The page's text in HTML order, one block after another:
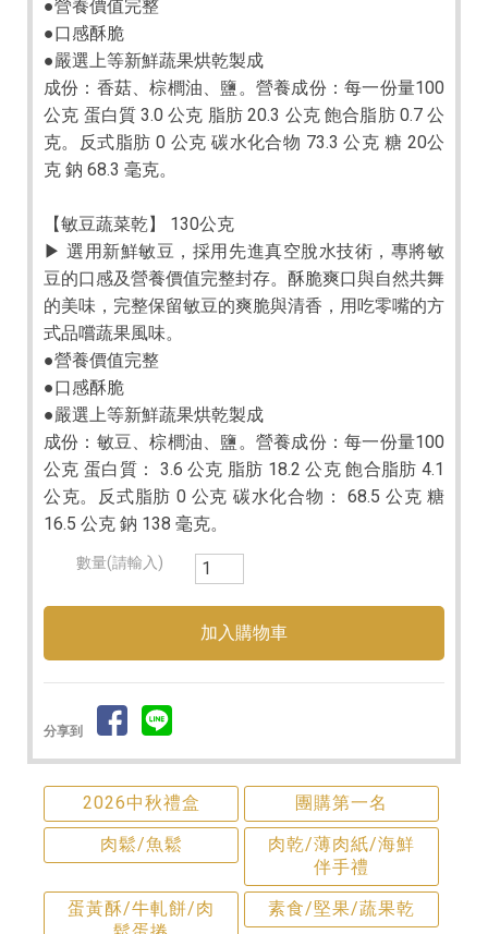
2026中秋禮盒
團購第一名
肉鬆/魚鬆
肉乾/薄肉紙/海鮮
伴手禮
蛋黃酥/牛軋餅/肉
素食/堅果/蔬果乾
●營養價值完整
●口感酥脆
●嚴選上等新鮮蔬果烘乾製成
成份：香菇、棕櫚油、鹽。營養成份：每一份量100
公克 蛋白質 3.0 公克 脂肪 20.3 公克 飽合脂肪 0.7 公
克。反式脂肪 0 公克 碳水化合物 73.3 公克 糖 20公
克 鈉 68.3 毫克。
【敏豆蔬菜乾】 130公克
▶ 選用新鮮敏豆，採用先進真空脫水技術，專將敏
豆的口感及營養價值完整封存。酥脆爽口與自然共舞
的美味，完整保留敏豆的爽脆與清香，用吃零嘴的方
式品嚐蔬果風味。
●營養價值完整
●口感酥脆
●嚴選上等新鮮蔬果烘乾製成
成份：敏豆、棕櫚油、鹽。營養成份：每一份量100
公克 蛋白質： 3.6 公克 脂肪 18.2 公克 飽合脂肪 4.1
公克。反式脂肪 0 公克 碳水化合物： 68.5 公克 糖
16.5 公克 鈉 138 毫克。
數量(請輸入)
分享到